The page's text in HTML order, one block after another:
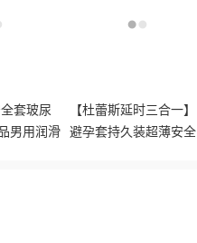
套玻尿
男用润滑
【杜蕾斯延时三合一】
避孕套持久装超薄安全